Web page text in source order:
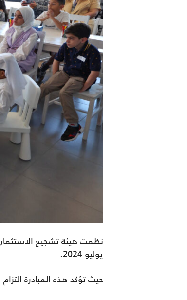
نظمت هيئةتشجيع الاستثمار
يوليو 2024.
حيث تؤكد هذه المبادرة التزام